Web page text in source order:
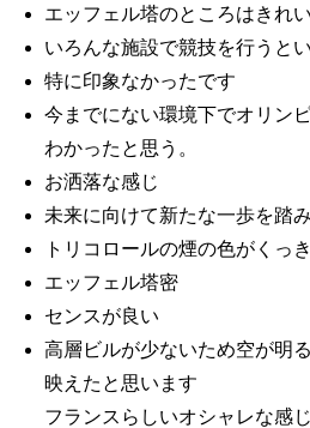
エッフェル塔のところはきれ
いろんな施設で競技を行うと
特に印象なかったです
今までにない環境下でオリン
わかったと思う。
お洒落な感じ
未来に向けて新たな一歩を踏
トリコロールの煙の色がくっ
エッフェル塔密
センスが良い
高層ビルが少ないため空が明
映えたと思います
フランスらしいオシャレな感